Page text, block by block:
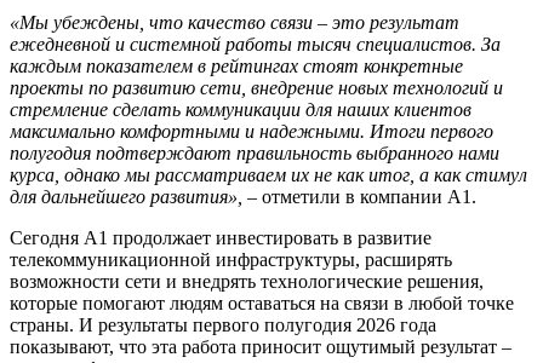
«Мы убеждены, что качество связи – это результат
ежедневной и системной работы тысяч специалистов. За
каждым показателем в рейтингах стоят конкретные
проекты по развитию сети, внедрение новых технологий и
стремление сделать коммуникации для наших клиентов
максимально комфортными и надежными. Итоги первого
полугодия подтверждают правильность выбранного нами
курса, однако мы рассматриваем их не как итог, а как стимул
для дальнейшего развития», – отметили в компании А1.
Сегодня А1 продолжает инвестировать в развитие
телекоммуникационной инфраструктуры, расширять
возможности сети и внедрять технологические решения,
которые помогают людям оставаться на связи в любой точке
страны. И результаты первого полугодия 2026 года
показывают, что эта работа приносит ощутимый результат –